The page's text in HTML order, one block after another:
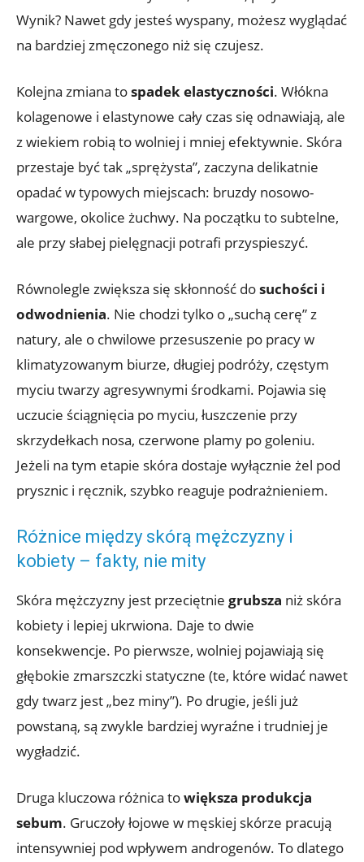
Wynik? Nawet gdy jesteś wyspany, możesz wyglądać
na bardziej zmęczonego niż się czujesz.
Kolejna zmiana tospadek elastyczności. Włókna
kolagenowe i elastynowe cały czas się odnawiają, ale
z wiekiem robią to wolniej i mniej efektywnie. Skóra
przestaje być tak „sprężysta”, zaczyna delikatnie
opadać w typowych miejscach: bruzdy nosowo-
wargowe, okolice żuchwy. Na początku to subtelne,
ale przy słabej pielęgnacji potrafi przyspieszyć.
Równolegle zwiększa się skłonność dosuchości i
odwodnienia. Nie chodzi tylko o „suchą cerę” z
natury, ale o chwilowe przesuszenie po pracy w
klimatyzowanym biurze, długiej podróży, częstym
myciu twarzy agresywnymi środkami. Pojawia się
uczucie ściągnięcia po myciu, łuszczenie przy
skrzydełkach nosa, czerwone plamy po goleniu.
Jeżeli na tym etapie skóra dostaje wyłącznie żel pod
prysznic i ręcznik, szybko reaguje podrażnieniem.
Różnice między skórą mężczyzny i
kobiety – fakty, nie mity
Skóra mężczyzny jest przeciętnie grubsza niż skóra
kobiety i lepiej ukrwiona. Daje to dwie
konsekwencje. Po pierwsze, wolniej pojawiają się
głębokie zmarszczki statyczne (te, które widać nawet
gdy twarz jest „bez miny”). Po drugie, jeśli już
powstaną, są zwykle bardziej wyraźne i trudniej je
wygładzić.
Druga kluczowa różnica towiększa produkcja
sebum. Gruczoły łojowe w męskiej skórze pracują
intensywniej pod wpływem androgenów. To dlatego